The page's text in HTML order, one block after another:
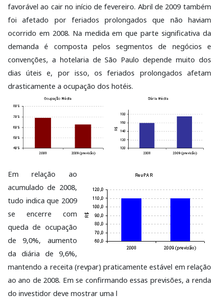
favorável ao cair no início de fevereiro. Abril de 2009 também
foi afetado por feriados prolongados que não haviam
ocorrido em 2008. Na medida em que parte significativa da
demanda é composta pelos segmentos de negócios e
convenções, a hotelaria de São Paulo depende muito dos
dias úteis e, por isso, os feriados prolongados afetam
drasticamente a ocupação dos hotéis.
Em relação ao
acumulado de 2008,
tudo indica que 2009
se encerre com
queda de ocupação
de 9,0%, aumento
da diária de 9,6%,
mantendo a receita (revpar) praticamente estável em relação
ao ano de 2008. Em se confirmando essas previsões, a renda
do investidor deve mostrar uma l